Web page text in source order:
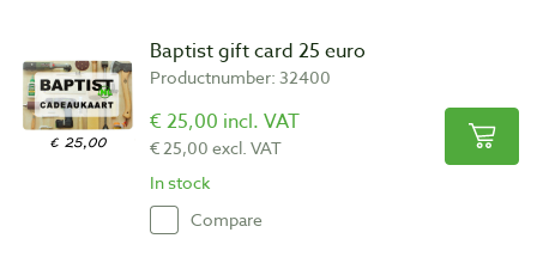
Baptist gift card 25 euro
Productnumber: 32400
€ 25,00 incl. VAT
€ 25,00 excl. VAT
In stock
Compare